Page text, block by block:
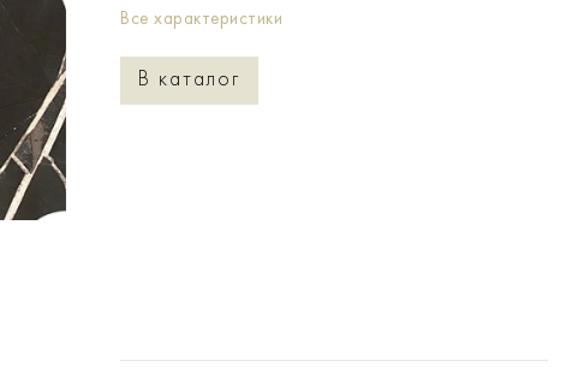
Все характеристики
В каталог